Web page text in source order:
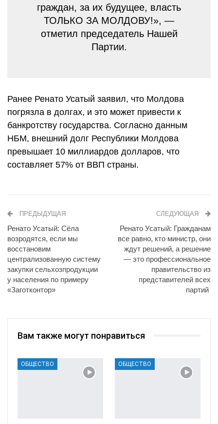
граждан, за их будущее, власть
ТОЛЬКО ЗА МОЛДОВУ!», —
отметил председатель Нашей
Партии.
Ранее Ренато Усатый заявил, что Молдова
погрязла в долгах, и это может привести к
банкротству государства. Согласно данным
НБМ, внешний долг Республики Молдова
превышает 10 миллиардов долларов, что
составляет 57% от ВВП страны.
ПРЕДЫДУЩАЯ
Ренато Усатый: Сёла
возродятся, если мы
восстановим
централизованную систему
закупки сельхозпродукции
у населения по примеру
«Заготконтор»
СЛЕДУЮЩАЯ
Ренато Усатый: Гражданам
все равно, кто министр, они
ждут решений, а решение
— это профессиональное
правительство из
представителей всех
партий
Вам также могут понравиться
ОБЩЕСТВО ОБЩЕСТВО